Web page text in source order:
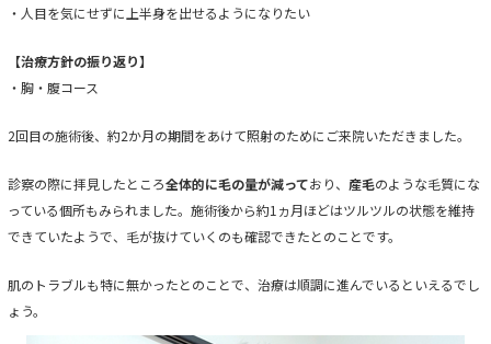
・人目を気にせずに上半身を出せるようになりたい
【治療方針の振り返り】
・胸・腹コース
2回目の施術後、約2か月の期間をあけて照射のためにご来院いただきました。
診察の際に拝見したところ全体的に毛の量が減っており、 産毛のような毛質にな
っている個所もみられました。施術後から約1ヵ月ほどはツルツルの状態を維持
できていたようで、毛が抜けていくのも確認できたとのことです。
肌のトラブルも特に無かったとのことで、治療は順調に進んでいるといえるでし
ょう。